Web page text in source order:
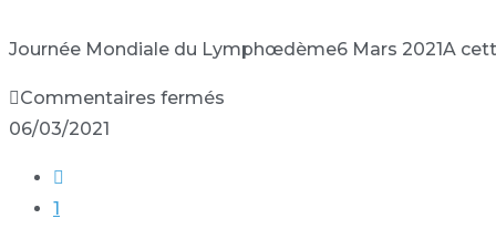
Journée Mondiale du Lymphœdème6 Mars 2021A
Commentaires fermés
06/03/2021
1